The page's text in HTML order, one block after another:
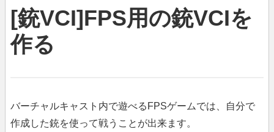
[銃VCI]FPS用の銃VCIを
作る
バーチャルキャスト内で遊べるFPSゲームでは、自分で
作成した銃を使って戦うことが出来ます。